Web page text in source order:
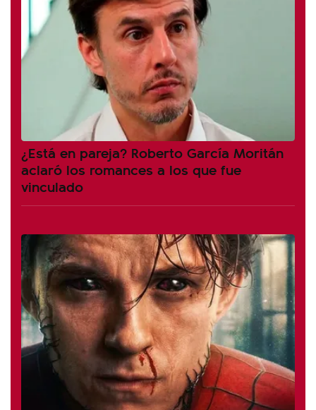
¿Está en pareja? Roberto García Moritán
aclaró los romances a los que fue
vinculado